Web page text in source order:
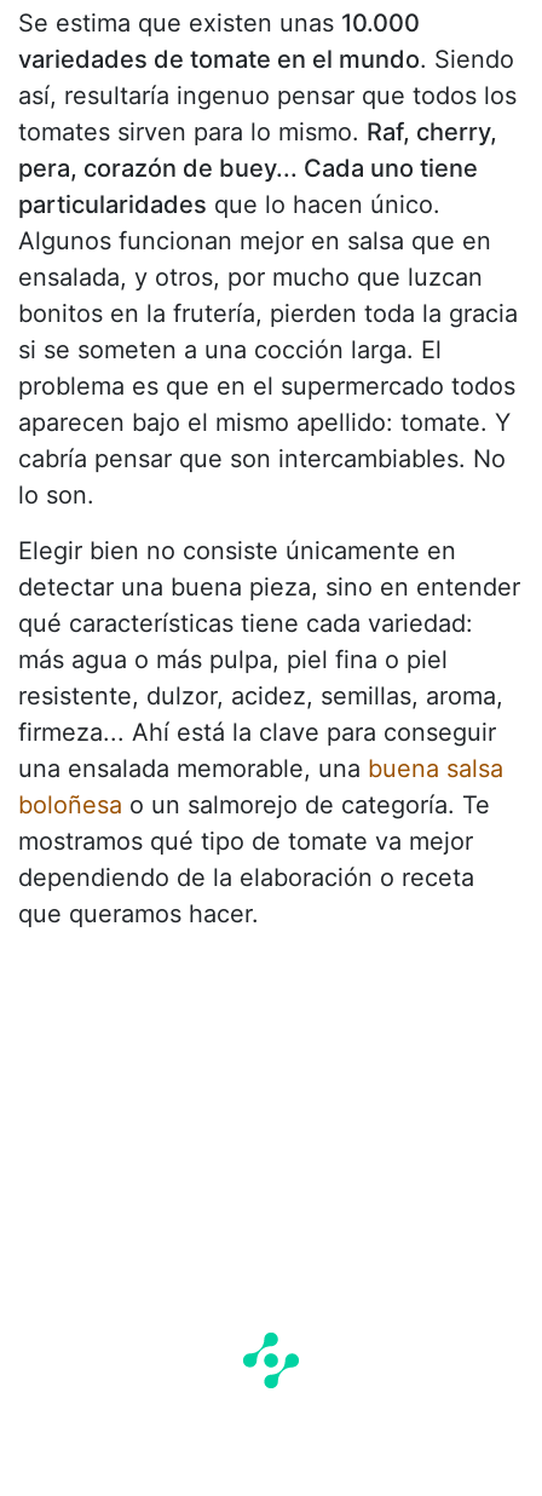
Se estima que existen unas 10.000
variedades de tomate en el mundo. Siendo
así, resultaría ingenuo pensar que todos los
tomates sirven para lo mismo. Raf, cherry,
pera, corazón de buey... Cada uno tiene
particularidades que lo hacen único.
Algunos funcionan mejor en salsa que en
ensalada, y otros, por mucho que luzcan
bonitos en la frutería, pierden toda la gracia
si se someten a una cocción larga. El
problema es que en el supermercado todos
aparecen bajo el mismo apellido: tomate. Y
cabría pensar que son intercambiables. No
lo son.
Elegir bien no consiste únicamente en
detectar una buena pieza, sino en entender
qué características tiene cada variedad:
más agua o más pulpa, piel fina o piel
resistente, dulzor, acidez, semillas, aroma,
firmeza... Ahí está la clave para conseguir
una ensalada memorable, una buena salsa
boloñesa o un salmorejo de categoría. Te
mostramos qué tipo de tomate va mejor
dependiendo de la elaboración o receta
que queramos hacer.